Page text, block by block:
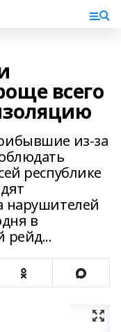
всего
из-за
республике
нарушителей
в
рейд...